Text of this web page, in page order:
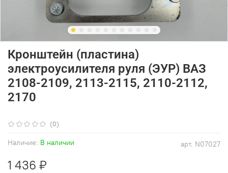
(0)
арт. N07027
Наличие: В наличии
Кронштейн (пластина)
электроусилителя руля (ЭУР) ВАЗ
2108-2109, 2113-2115, 2110-2112,
2170
1 436 ₽